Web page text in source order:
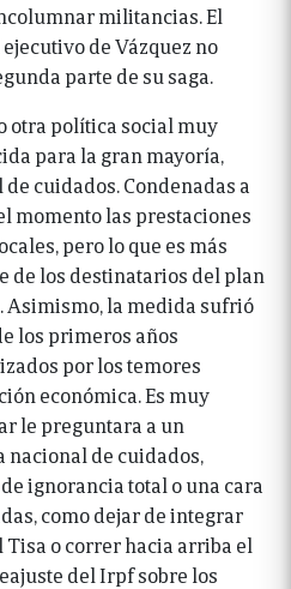
militancias. El
de Vázquez no
parte de su saga.
otra política social muy
para la gran mayoría,
cuidados. Condenadas a
momento las prestaciones
pero lo que es más
de los destinatarios del plan
Asimismo, la medida sufrió
los primeros años
por los temores
económica. Es muy
le preguntara a un
de cuidados,
ignorancia total o una cara
como dejar de integrar
o correr hacia arriba el
del Irpf sobre los